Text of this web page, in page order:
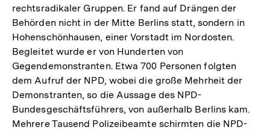
rechtsradikaler Gruppen. Er fand auf Drängen der
Behörden nicht in der Mitte Berlins statt, sondern in
Hohenschönhausen, einer Vorstadt im Nordosten.
Begleitet wurde er von Hunderten von
Gegendemonstranten. Etwa 700 Personen folgten
dem Aufruf der NPD, wobei die große Mehrheit der
Demonstranten, so die Aussage des NPD-
Bundesgeschäftsführers, von außerhalb Berlins kam.
Mehrere Tausend Polizeibeamte schirmten die NPD-